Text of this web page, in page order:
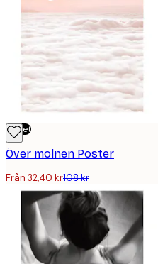
Outlet
Över molnen Poster
Från 32,40 kr108 kr